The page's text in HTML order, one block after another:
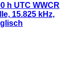
h UTC WWCR
15.825 kHz,